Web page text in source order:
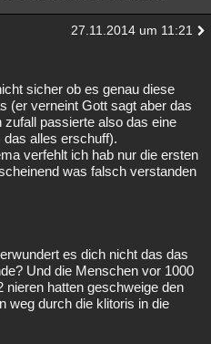
27.11.2014 um 11:21
sicher ob es genau diese
(er verneint Gott sagt aber das
passierte also das eine
alles erschuff).
verfehlt ich hab nur die ersten
was falsch verstanden
es dich nicht das das
Und die Menschen vor 1000
hatten geschweige den
weg durch die klitoris in die